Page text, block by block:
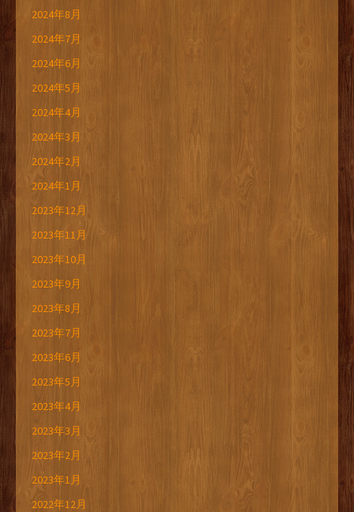
2024年8月
2024年7月
2024年6月
2024年5月
2024年4月
2024年3月
2024年2月
2024年1月
2023年12月
2023年11月
2023年10月
2023年9月
2023年8月
2023年7月
2023年6月
2023年5月
2023年4月
2023年3月
2023年2月
2023年1月
2022年12月